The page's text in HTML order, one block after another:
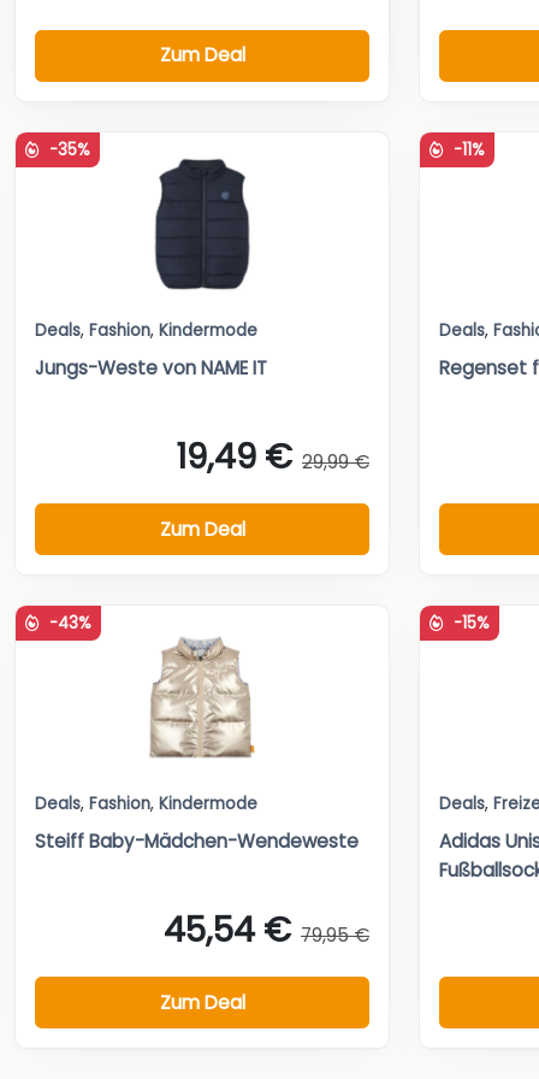
Zum Deal
-35%
Deals, Fashion, Kindermode
Jungs-Weste von NAME IT
19,49 € 29,99 €
Zum Deal
-11%
Deals,
Regenset
-43%
Deals, Fashion, Kindermode
Steiff Baby-Mädchen-Wendeweste
45,54 € 79,95 €
Zum Deal
-15%
Deals,
Adidas